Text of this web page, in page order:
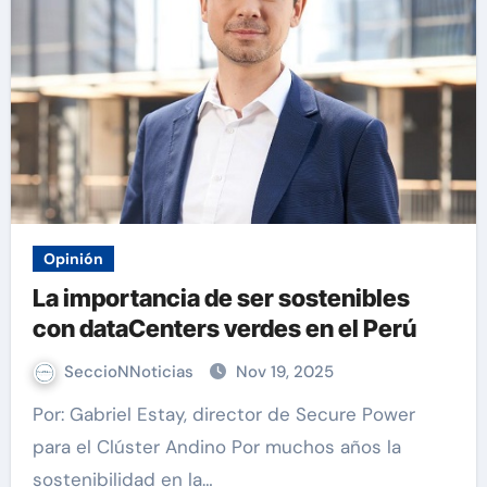
Opinión
La importancia de ser sostenibles
con dataCenters verdes en el Perú
SeccioNNoticias Nov 19, 2025
Por: Gabriel Estay, director de Secure Power
para el Clúster Andino Por muchos años la
sostenibilidad en la…